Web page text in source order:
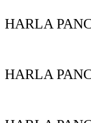
HARLA
HARLA